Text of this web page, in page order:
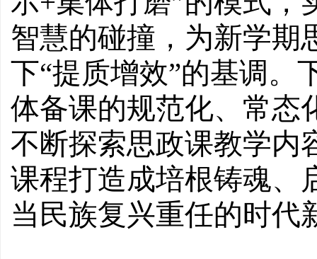
智慧的碰撞，为新学期
下“提质增效”的基调。
体备课的规范化、常态
不断探索思政课教学内
课程打造成培根铸魂、
当民族复兴重任的时代